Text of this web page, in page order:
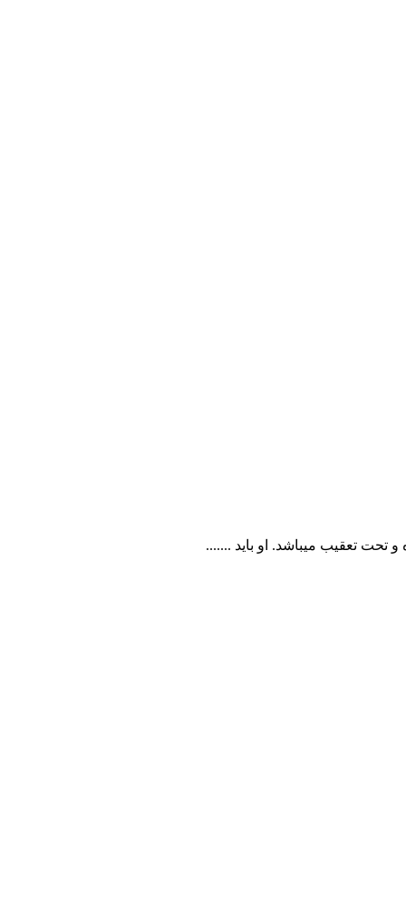
و تحت تعقیب میباشد. او باید .......